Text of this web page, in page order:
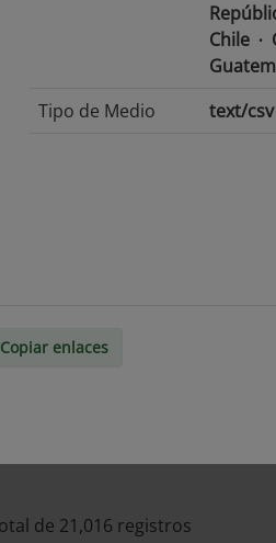
Chile
Tipo de Medio
text/csv
Copiar enlaces